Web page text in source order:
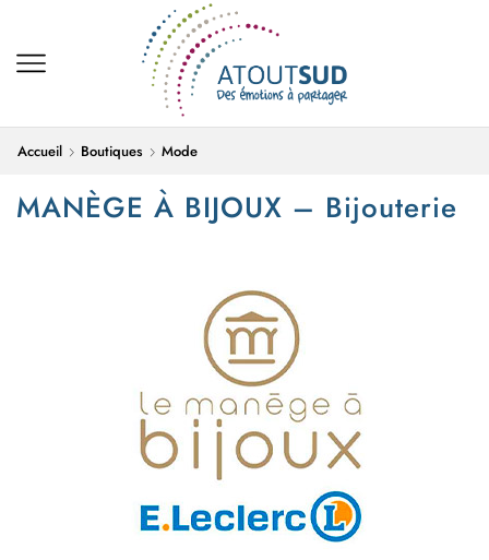
Accueil Boutiques Mode
MANÈGE À BIJOUX – Bijouterie